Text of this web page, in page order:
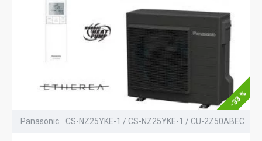
-33 %
Panasonic CS-NZ25YKE-1 / CS-NZ25YKE-1 / CU-2Z50ABEC